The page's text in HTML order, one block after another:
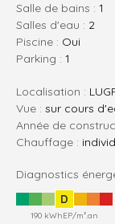
salle de bains : 1
salles d'eau : 2
Piscine : Oui
parking : 1
Localisation :
Vue : sur cours
Année de
Chauffage :
Diagnostics
D
190 kWhEP/m².an